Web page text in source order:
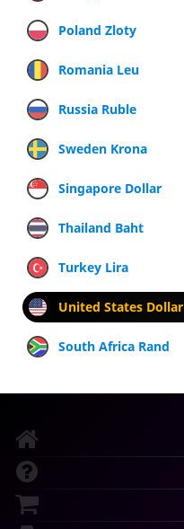
Poland Zloty
Romania Leu
Russia Ruble
Sweden Krona
Singapore Dollar
Thailand Baht
Turkey Lira
United States Dollar
South Africa Rand